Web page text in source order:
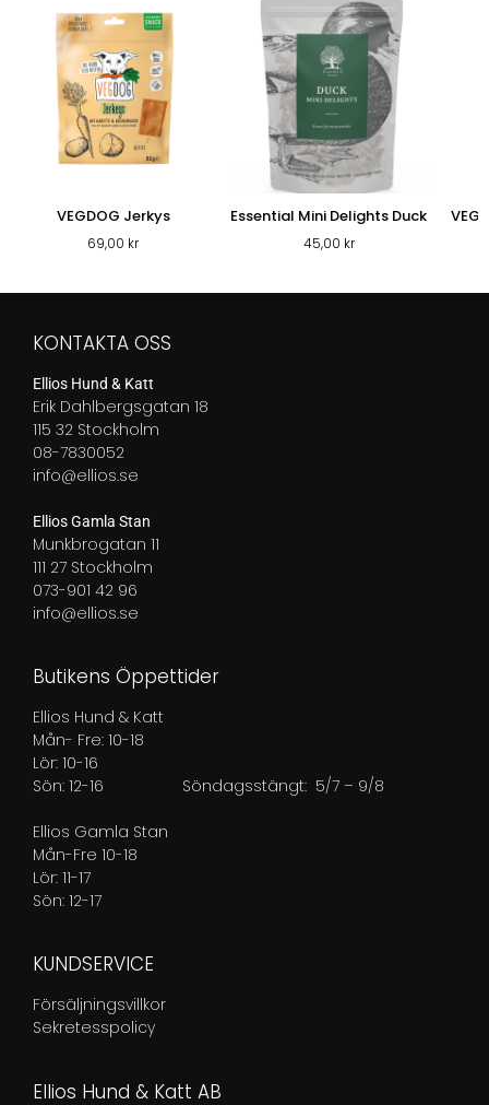
VEGDOG Jerkys
69,00 kr
Essential Mini Delights Duck
45,00 kr
KONTAKTA OSS
Ellios Hund & Katt
Erik Dahlbergsgatan 18
115 32 Stockholm
08-7830052
info@ellios.se
Ellios Gamla Stan
Munkbrogatan 11
111 27 Stockholm
073-901 42 96
info@ellios.se
Butikens Öppettider
Ellios Hund & Katt
Mån- Fre: 10-18
Lör: 10-16
Sön: 12-16 Söndagsstängt: 5/7 – 9/8
Ellios Gamla Stan
Mån-Fre 10-18
Lör: 11-17
Sön: 12-17
KUNDSERVICE
Försäljningsvillkor
Sekretesspolicy
Ellios Hund & Katt AB